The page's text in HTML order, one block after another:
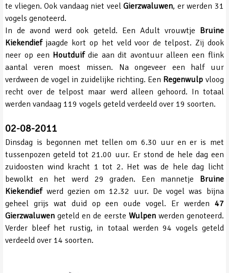
te vliegen. Ook vandaag niet veelGierzwaluwen, er werden 31
vogels genoteerd.
In de avond werd ook geteld. Een Adult vrouwtje Bruine
Kiekendiefjaagde kort op het veld voor de telpost. Zij dook
neer op een Houtduifdie aan dit avontuur alleen een flink
aantal veren moest missen. Na ongeveer een half uur
verdween de vogel in zuidelijke richting. Een Regenwulp vloog
recht over de telpost maar werd alleen gehoord. In totaal
werden vandaag 119 vogels geteld verdeeld over 19 soorten.
02-08-2011
Dinsdag is begonnen met tellen om 6.30 uur en er is met
tussenpozen geteld tot 21.00 uur. Er stond de hele dag een
zuidoosten wind kracht 1 tot 2. Het was de hele dag licht
bewolkt en het werd 29 graden. Een mannetje Bruine
Kiekendiefwerd gezien om 12.32 uur. De vogel was bijna
geheel grijs wat duid op een oude vogel. Er werden 47
Gierzwaluwen geteld en de eerste Wulpenwerden genoteerd.
Verder bleef het rustig, in totaal werden 94 vogels geteld
verdeeld over 14 soorten.